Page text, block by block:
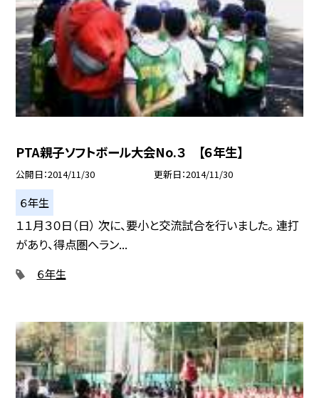
PTA親子ソフトボール大会No.３ 【６年生】
公開日 2014/11/30 更新日 2014/11/30
６年生
１１月３０日（日） 次に、要小と交流試合を行いました。 連打
があり、得点圏へラン...
６年生